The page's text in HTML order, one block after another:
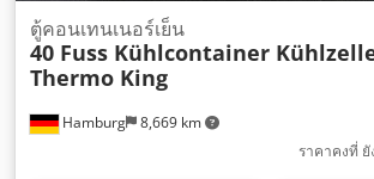
Hamburg 8,669 km
ตู้คอนเทนเนอร์เย็น
40 Fuss Kühlcontainer
Thermo King
ราคาคงที่